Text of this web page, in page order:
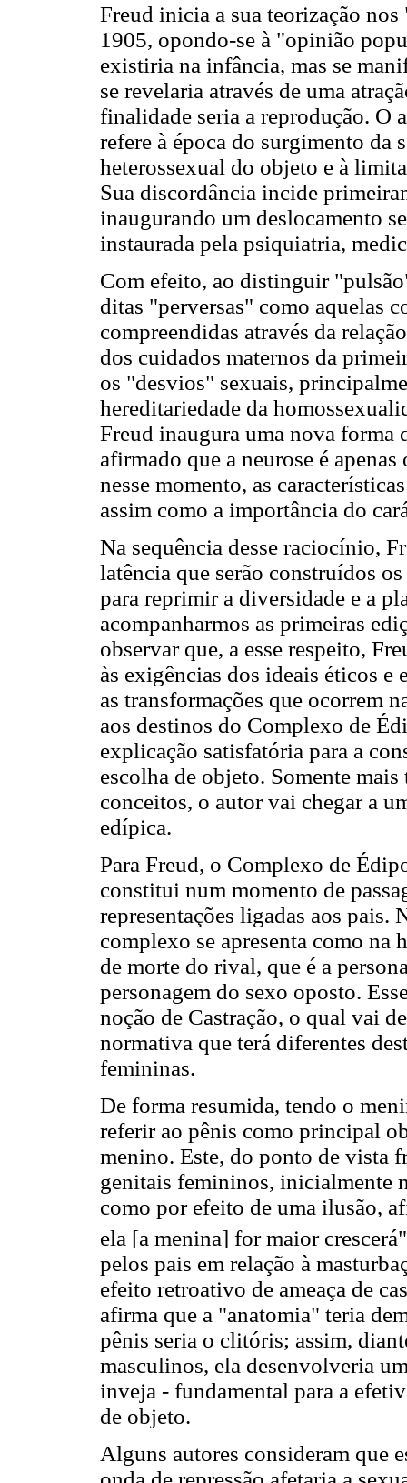
Freud inicia a sua teorização
1905, opondo-se à "opinião
existiria na infância, mas se
se revelaria através de uma
finalidade seria a reprodução. O
refere à época do surgimento da
heterossexual do objeto e à
Sua discordância incide
inaugurando um deslocamento
instaurada pela psiquiatria,
Com efeito, ao distinguir
ditas "perversas" como aquelas
compreendidas através da
dos cuidados maternos da
os "desvios" sexuais,
hereditariedade da
Freud inaugura uma nova forma
afirmado que a neurose é
nesse momento, as
assim como a importância do
Na sequência desse raciocínio,
latência que serão construídos
para reprimir a diversidade e a
acompanharmos as primeiras
observar que, a esse respeito,
às exigências dos ideais éticos e
as transformações que ocorrem
aos destinos do Complexo de
explicação satisfatória para a
escolha de objeto. Somente
conceitos, o autor vai chegar a
edípica.
Para Freud, o Complexo de
constitui num momento de
representações ligadas aos pais.
complexo se apresenta como
de morte do rival, que é a
personagem do sexo oposto.
noção de Castração, o qual vai
normativa que terá diferentes
femininas.
De forma resumida, tendo o
referir ao pênis como principal
menino. Este, do ponto de vista
genitais femininos, inicialmente
como por efeito de uma ilusão,
ela [a menina] for maior
pelos pais em relação à
efeito retroativo de ameaça de
afirma que a "anatomia" teria
pênis seria o clitóris; assim,
masculinos, ela desenvolveria
inveja - fundamental para a
de objeto.
Alguns autores consideram que